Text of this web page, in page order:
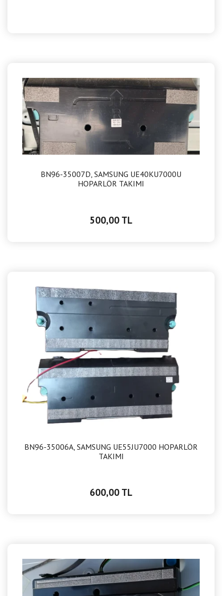
BN96-35007D, SAMSUNG UE40KU7000U
HOPARLÖR TAKIMI
500,00 TL
BN96-35006A, SAMSUNG UE55JU7000 HOPARLÖR
TAKIMI
600,00 TL